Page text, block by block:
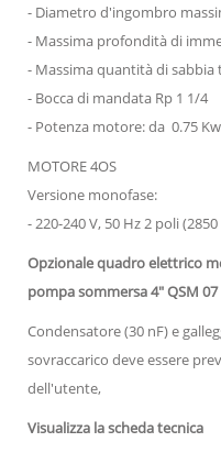
- Diametro d'ingombro
- Massima profondità di
- Massima quantità di sabbia
- Bocca di mandata Rp 1 1/4
- Potenza motore: da 0.75 Kw
MOTORE 4OS
Versione monofase:
- 220-240 V, 50 Hz 2 poli
Opzionale quadro elettrico
pompa sommersa 4" QSM 07
Condensatore (30 nF) e
sovraccarico deve essere
dell'utente,
Visualizza la scheda tecnica